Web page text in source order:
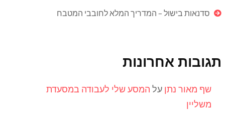
סדנאות בישול – המדריך המלא לחובבי המטבח
תגובות אחרונות
שף מאור נתן על המסע שלי לעבודה במסעדת
משליין